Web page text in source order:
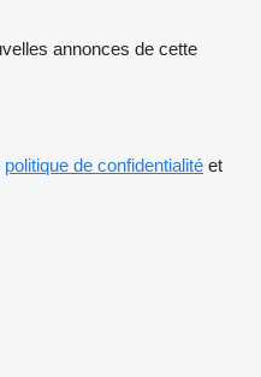
annonces de cette
politique de confidentialité et